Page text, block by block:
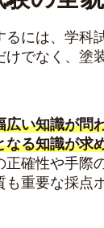
には、学科
でなく、塗
い知識が問
る知識が求
確性や手際
重要な採点